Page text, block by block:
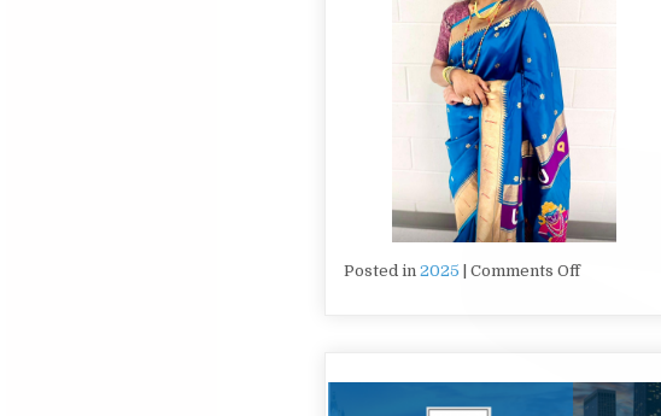
Posted in 2025 | Comments Offon
President’s